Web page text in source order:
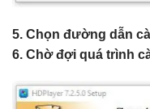
5. Chọn đường
6. Chờ đợi quá trình